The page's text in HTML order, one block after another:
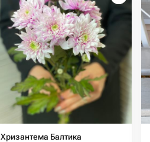
Хризантема Балтика